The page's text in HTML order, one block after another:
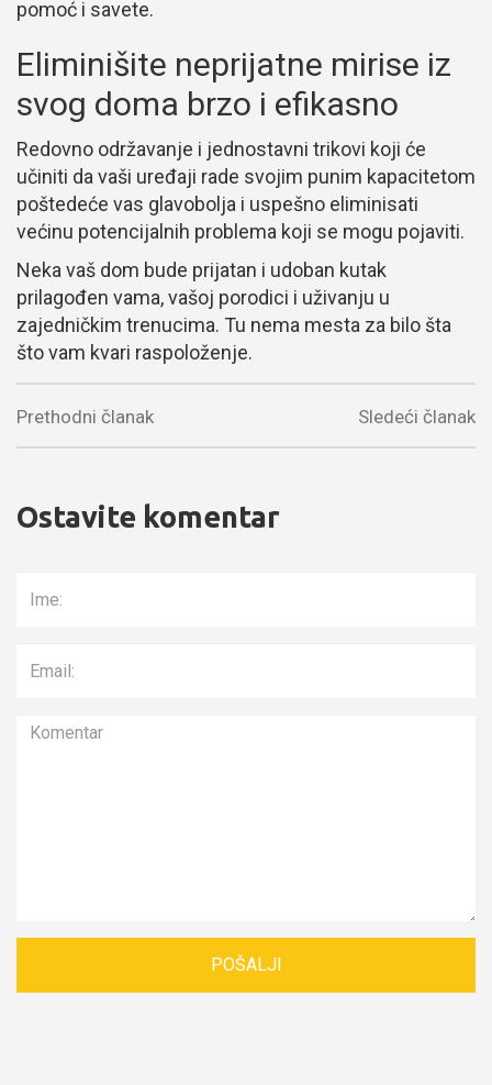
pomoć i savete.
Eliminišite neprijatne mirise iz
svog doma brzo i efikasno
Redovno održavanje i jednostavni trikovi koji će
učiniti da vaši uređaji rade svojim punim kapacitetom
poštedeće vas glavobolja i uspešno eliminisati
većinu potencijalnih problema koji se mogu pojaviti.
Neka vaš dom bude prijatan i udoban kutak
prilagođen vama, vašoj porodici i uživanju u
zajedničkim trenucima. Tu nema mesta za bilo šta
što vam kvari raspoloženje.
Sledeći članak
Prethodni članak
Ostavite komentar